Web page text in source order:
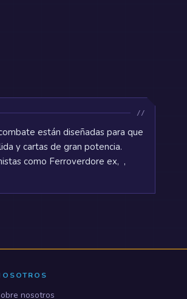
están diseñadas para que
y cartas de gran potencia.
como Ferroverdore ex, ,
nosotros